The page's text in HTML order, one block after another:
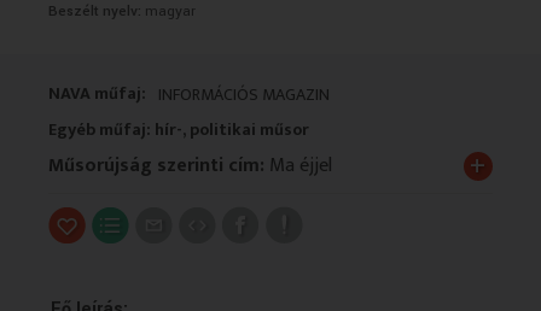
Beszélt nyelv: magyar
NAVA műfaj: INFORMÁCIÓS MAGAZIN
Egyéb műfaj: hír-, politikai műsor
Műsorújság szerinti cím: Ma éjjel +